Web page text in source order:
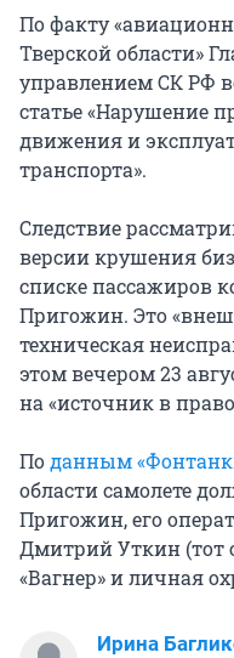
По факту
Тверской области»
управлением СК РФ
статье «Нарушение
движения и
транспорта».
Следствие
версии крушения
списке пассажиров
Пригожин. Это
техническая
этом вечером 23
на «источник в
Поданным
области самолете
Пригожин, его
Дмитрий Уткин (тот
«Вагнер» и личная
Ирина